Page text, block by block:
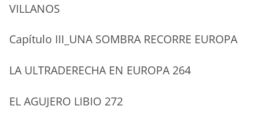
VILLANOS
Capítulo III_UNA SOMBRA RECORRE EUROPA
LA ULTRADERECHA EN EUROPA 264
EL AGUJERO LIBIO 272